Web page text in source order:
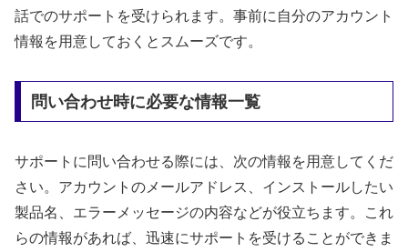
話でのサポートを受けられます。事前に自分のアカウント
情報を用意しておくとスムーズです。
問い合わせ時に必要な情報一覧
サポートに問い合わせる際には、次の情報を用意してくだ
さい。アカウントのメールアドレス、インストールしたい
製品名、エラーメッセージの内容などが役立ちます。これ
らの情報があれば、迅速にサポートを受けることができま